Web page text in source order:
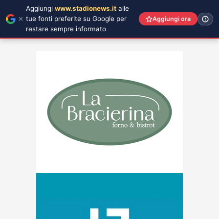
Aggiungi www.stadionews.it alle
tue fonti preferite su Google per
restare sempre informato
Aggiungi ora